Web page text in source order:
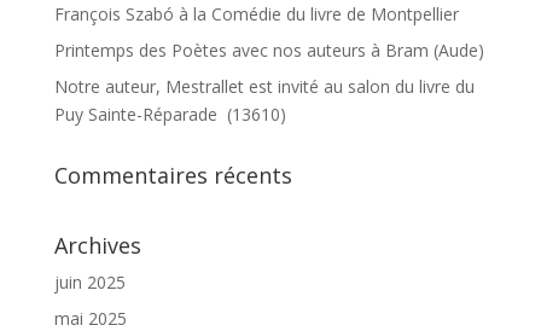
François Szabó à la Comédie du livre de Montpellier
Printemps des Poètes avec nos auteurs à Bram (Aude)
Notre auteur, Mestrallet est invité au salon du livre du
Puy Sainte-Réparade (13610)
Commentaires récents
Archives
juin 2025
mai 2025